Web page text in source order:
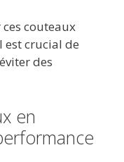
couteaux
crucial de
des
en